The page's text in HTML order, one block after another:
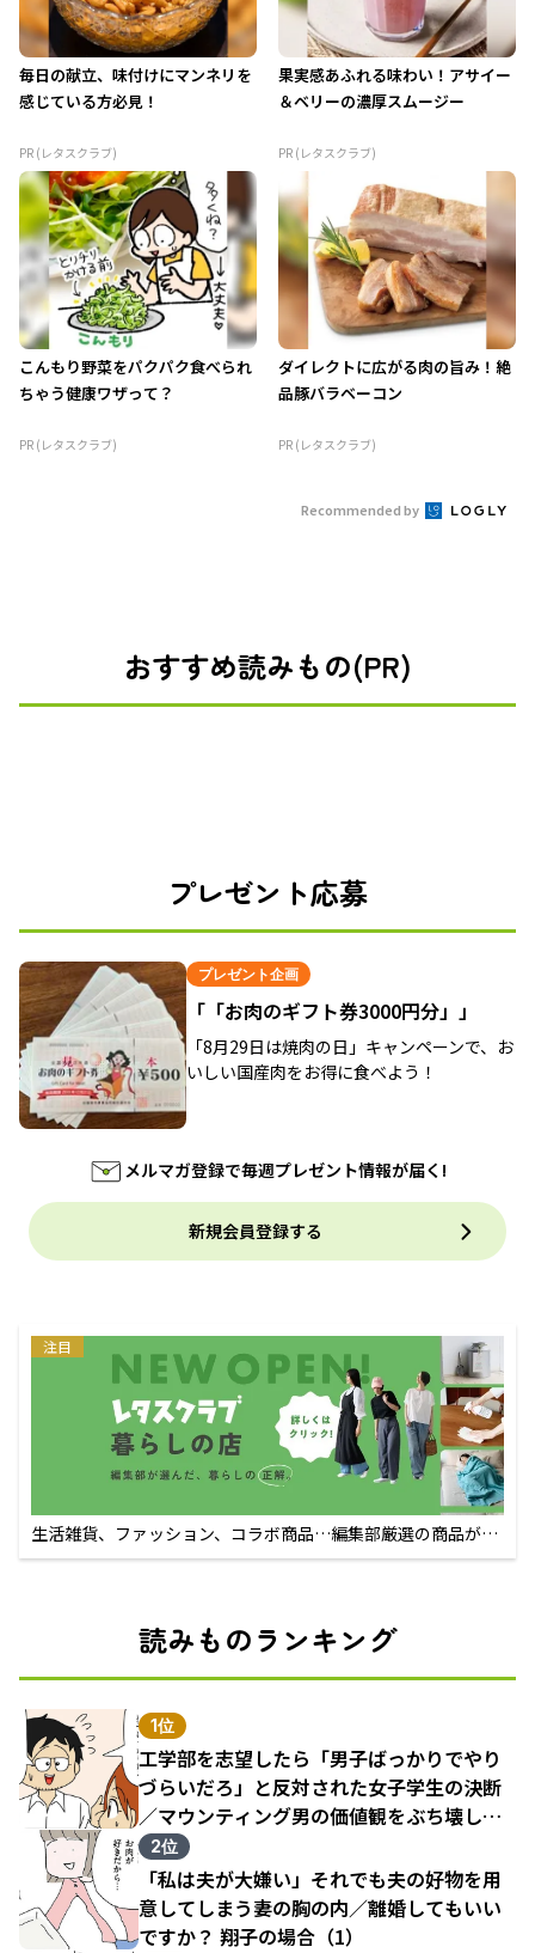
毎日の献立、味付けにマンネリを
感じている方必見！
PR (レタスクラブ)
果実感あふれる味わい！アサイー
＆ベリーの濃厚スムージー
PR (レタスクラブ)
こんもり野菜をパクパク食べられ
ちゃう健康ワザって？
PR (レタスクラブ)
ダイレクトに広がる肉の旨み！絶
品豚バラベーコン
PR (レタスクラブ)
Recommended by
おすすめ読みもの(PR)
プレゼント応募
プレゼント企画
「「お肉のギフト券3000円分」」
「8月29日は焼肉の日」キャンペーンで、お
いしい国産肉をお得に食べよう！
メルマガ登録で毎週プレゼント情報が届く!
新規会員登録する
注目
生活雑貨、ファッション、コラボ商品…編集部厳選の商品が買
えるECサイト
読みものランキング
1位
工学部を志望したら「男子ばっかりでやり
づらいだろ」と反対された女子学生の決断
／マウンティング男の価値観をぶち壊した
結果（1）
2位
「私は夫が大嫌い」それでも夫の好物を用
意してしまう妻の胸の内／離婚してもいい
ですか？ 翔子の場合（1）